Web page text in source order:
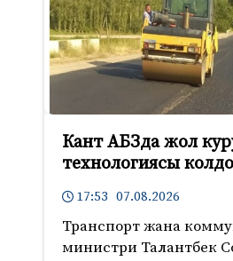
Кант АБЗда жол
технологиясы
17:53 07.08.2026
Транспорт жана
министри Талантбек